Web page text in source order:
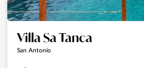
Villa Sa Tanca
San Antonio